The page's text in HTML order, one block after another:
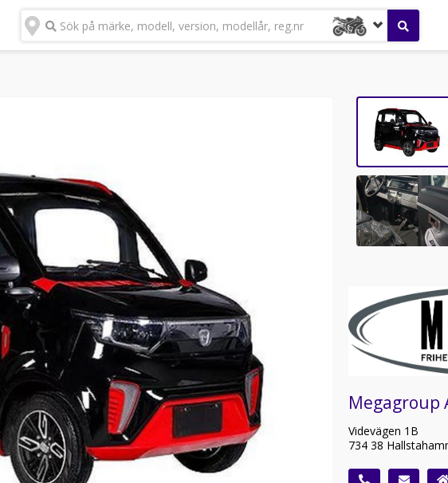
Sök på märke, modell, version, modellår, reg.nr
Megagroup
Videvägen 1B
734 38